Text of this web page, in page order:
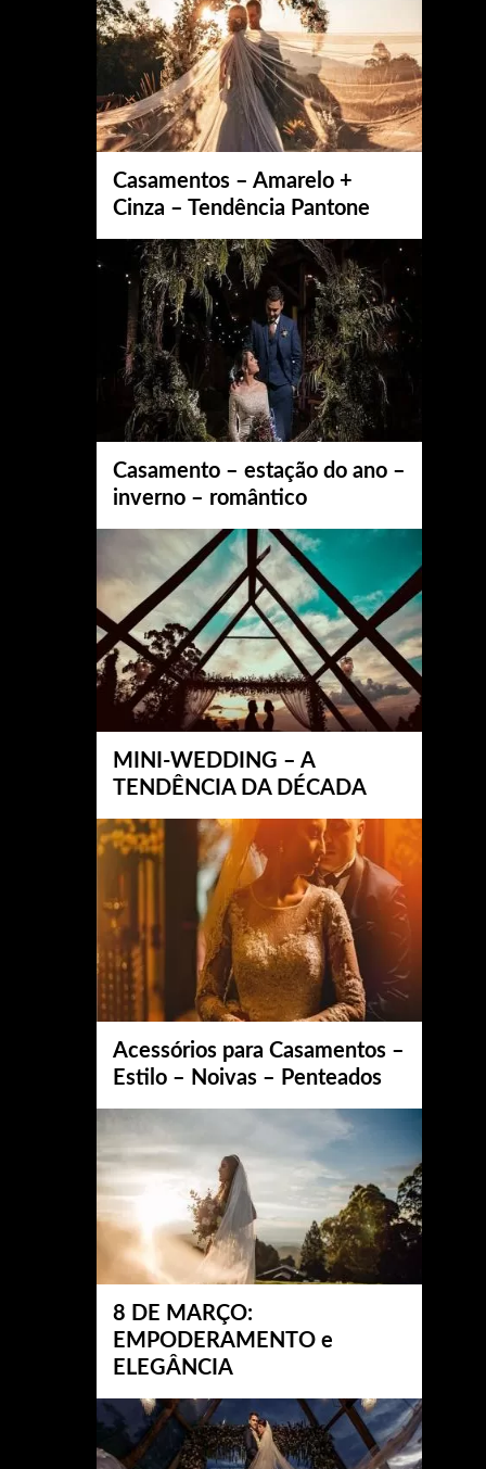
Casamentos – Amarelo +
Cinza – Tendência Pantone
Casamento – estação do ano –
inverno – romântico
MINI-WEDDING – A
TENDÊNCIA DA DÉCADA
Acessórios para Casamentos –
Estilo – Noivas – Penteados
8 DE MARÇO:
EMPODERAMENTO e
ELEGÂNCIA